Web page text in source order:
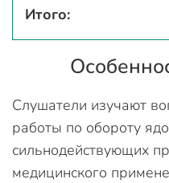
Итого:
Слушатели изучают
работы по обороту
сильнодействующих
медицинского